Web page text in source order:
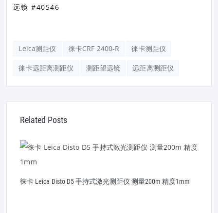
Leica测距仪 徕卡CRF 2400-R 徕卡测距仪
徕卡远距离测距仪 测距望远镜 远距离测距仪
Related Posts
徕卡 Leica Disto D5 手持式激光测距仪 测量200m 精度1mm